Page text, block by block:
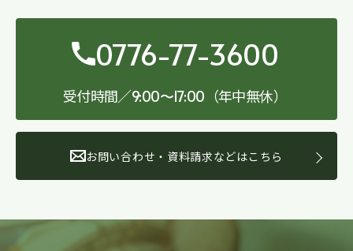
0776-77-3600
受付時間／9:00〜17:00 （年中無休）
お問い合わせ・資料請求などはこちら